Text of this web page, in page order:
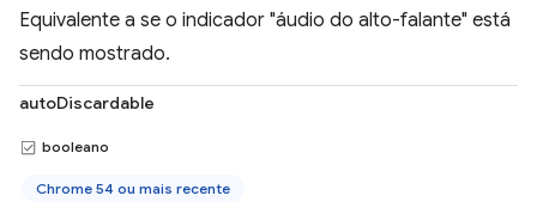
Equivalente a se o indicador "áudio do alto-falante" está
sendo mostrado.
autoDiscardable
booleano
Chrome 54 ou mais recente